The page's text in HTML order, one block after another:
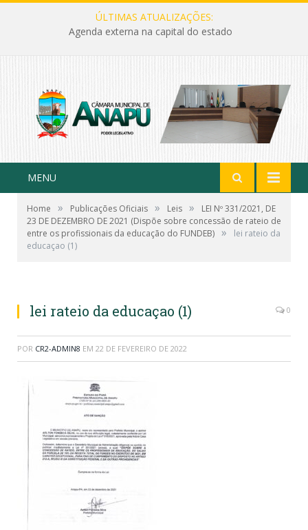
ÚLTIMAS ATUALIZAÇÕES:
Agenda externa na capital do estado
MENU
Home » Publicações Oficiais » Leis »
LEI Nº 331/2021, DE
23 DE DEZEMBRO DE 2021 (Dispõe sobre concessão de rateio de
entre os profissionais da educação do FUNDEB) »
lei rateio da
educaçao (1)
lei rateio da educaçao (1) 0
POR CR2-ADMIN8 EM 22 DE FEVEREIRO DE 2022